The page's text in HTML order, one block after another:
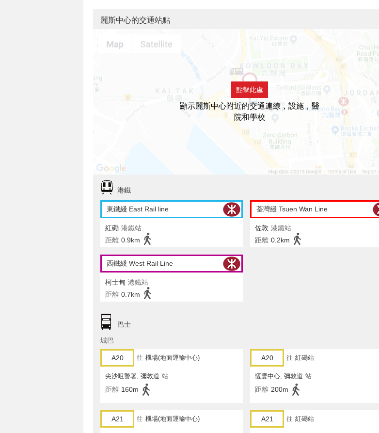
麗斯中心的交通站點
點擊此處
顯示麗斯中心附近的交通連線，設施，醫
院和學校
港鐵
東鐵綫 East Rail line
紅磡 港鐵站
距離 0.9km
荃灣綫 Tsuen Wan Line
佐敦 港鐵站
距離 0.2km
西鐵綫 West Rail Line
柯士甸 港鐵站
距離 0.7km
巴士
城巴
A20 往 機場(地面運輸中心)
尖沙咀警署, 彌敦道 站
距離 160m
A20 往 紅磡站
恆豐中心, 彌敦道 站
距離 200m
A21 往 機場(地面運輸中心) A21 往 紅磡站